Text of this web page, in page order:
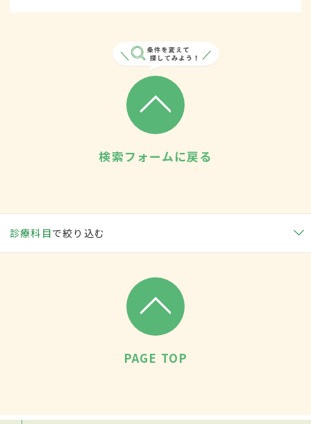
検索フォームに戻る
診療科目で絞り込む
PAGE TOP